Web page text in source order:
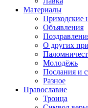
Материалы
Приходские
Объявления
О других
Молодёжь
Послания и
Разное
Православие
Троица